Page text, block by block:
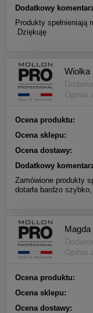
Dodatkowy
Produkty spełnieniają
.Dziękuję
Wiolka
Opinia
Ocena produktu:
Ocena sklepu:
Ocena dostawy:
Dodatkowy
Zamówione produkty
dotarła bardzo
Magda
Opinia
Ocena produktu:
Ocena sklepu:
Ocena dostawy: